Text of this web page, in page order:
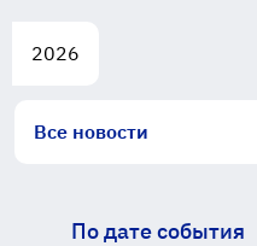
2026
Все новости
По дате события